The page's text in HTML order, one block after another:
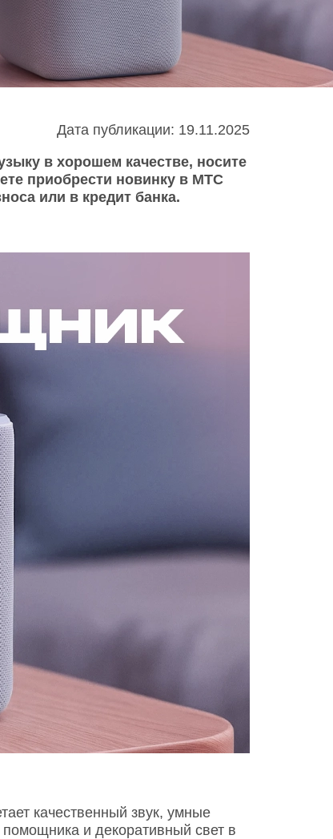
Infinix
Infinix GT
Infinix Note
TECNO
Spark
Camon
Дата публикации: 19.11.2025
в хорошем качестве, носите
приобрести новинку в МТС
или в кредит банка.
качественный звук, умные
и декоративный свет в